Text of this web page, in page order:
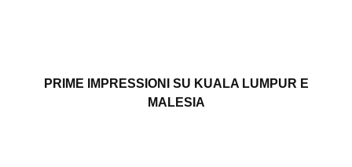
PRIME IMPRESSIONI SU KUALA LUMPUR E
MALESIA